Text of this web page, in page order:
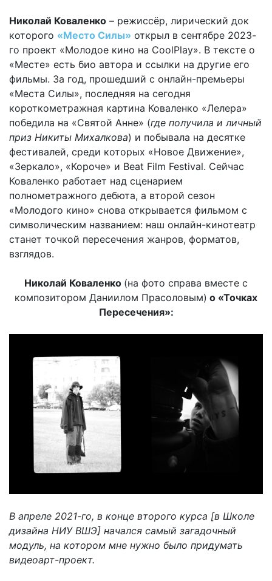
Николай Коваленко – режиссёр, лирический док
которого «Место Силы» открыл в сентябре 2023-
го проект «Молодое кино на CoolPlay». В тексте о
«Месте» есть био автора и ссылки на другие его
фильмы. За год, прошедший с онлайн-премьеры
«Места Силы», последняя на сегодня
короткометражная картина Коваленко «Лелера»
победила на «Святой Анне» (где получила и личный
приз Никиты Михалкова) и побывала на десятке
фестивалей, среди которых «Новое Движение»,
«Зеркало», «Короче» и Beat Film Festival. Сейчас
Коваленко работает над сценарием
полнометражного дебюта, а второй сезон
«Молодого кино» снова открывается фильмом с
символическим названием: наш онлайн-кинотеатр
станет точкой пересечения жанров, форматов,
взглядов.
Николай Коваленко (на фото справа вместе с
композитором Даниилом Прасоловым) о «Точках
Пересечения»:
В апреле 2021-го, в конце второго курса [в Школе
дизайна НИУ ВШЭ] начался самый загадочный
модуль, на котором мне нужно было придумать
видеоарт-проект.